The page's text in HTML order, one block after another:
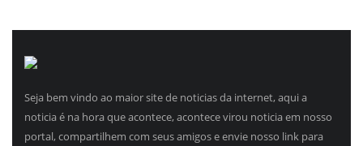
Seja bem vindo ao maior site de noticias da internet, aqui a
noticia é na hora que acontece, acontece virou noticia em nosso
portal, compartilhem com seus amigos e envie nosso link para